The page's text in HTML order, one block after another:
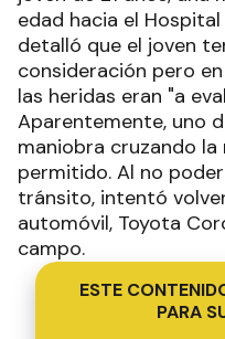
edad hacia el
detalló que el joven
consideración pero
las heridas eran "a
Aparentemente, uno
maniobra cruzando
permitido. Al no
tránsito, intentó
automóvil, Toyota
campo.
ESTE
PARA